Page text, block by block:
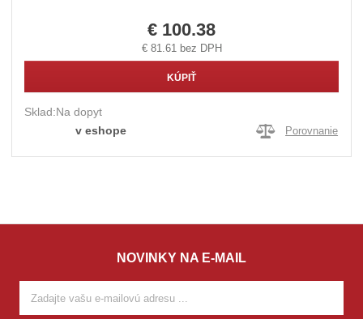
€ 100.38
€ 81.61 bez DPH
KÚPIŤ
Sklad:Na dopyt
v eshope
Porovnanie
NOVINKY NA E-MAIL